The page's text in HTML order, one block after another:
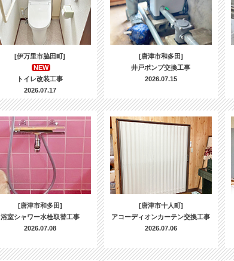
[伊万里市脇田町]
NEW
トイレ改装工事
2026.07.17
[唐津市和多田]
井戸ポンプ交換工事
2026.07.15
[唐津市和多田]
浴室シャワー水栓取替工事
2026.07.08
[唐津市十人町]
アコーディオンカーテン交換工事
2026.07.06